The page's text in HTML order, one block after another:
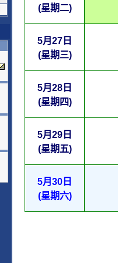
(星期二)
5月27日
(星期三)
5月28日
(星期四)
5月29日
(星期五)
5月30日
(星期六)